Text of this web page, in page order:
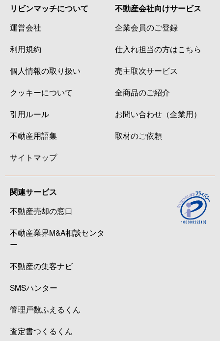
リビンマッチについて
運営会社
利用規約
個人情報の取り扱い
クッキーについて
引用ルール
不動産用語集
サイトマップ
不動産会社向けサービス
企業会員のご登録
仕入れ担当の方はこちら
売主取次サービス
全商品のご紹介
お問い合わせ（企業用）
取材のご依頼
関連サービス
不動産売却の窓口
不動産業界M&A相談センタ
ー
不動産の集客ナビ
SMSハンター
管理戸数ふえるくん
査定書つくるくん